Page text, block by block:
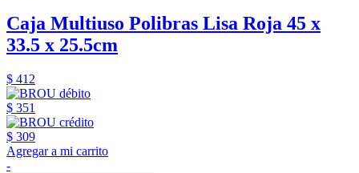
Caja Multiuso Polibras Lisa Roja 45 x
33.5 x 25.5cm
$ 412
$ 351
$ 309
Agregar a mi carrito
-